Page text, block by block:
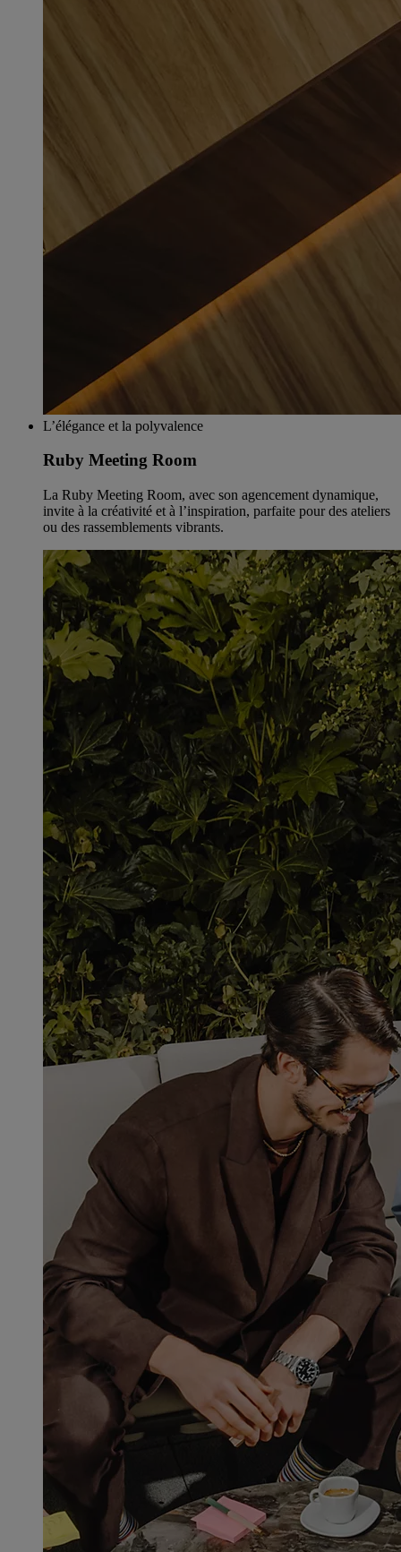
L’élégance et la polyvalence
Ruby Meeting Room
La Ruby Meeting Room, avec son agencement dynamique,
invite à la créativité et à l’inspiration, parfaite pour des ateliers
ou des rassemblements vibrants.